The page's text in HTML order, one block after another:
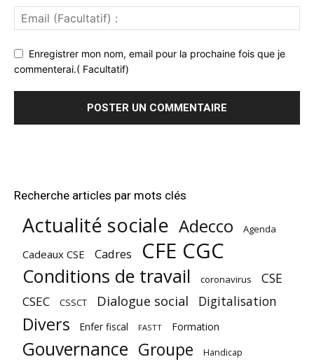
Enregistrer mon nom, email pour la prochaine fois que je
commenterai.( Facultatif)
Recherche articles par mots clés
Actualité sociale Adecco Agenda
Cadeaux CSE Cadres CFE CGC
Conditions de travail coronavirus CSE
CSEC CSSCT Dialogue social Digitalisation
Divers Enfer fiscal FASTT Formation
Gouvernance Groupe Handicap